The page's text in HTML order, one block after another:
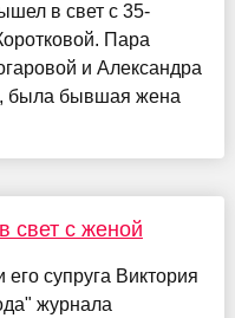
в свет с 35-
Пара
и Александра
была бывшая жена
свет с женой
супруга Виктория
журнала